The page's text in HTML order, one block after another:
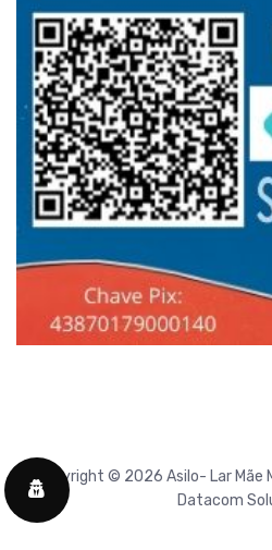
Copyright © 2026 Asilo- Lar Mãe
Datacom